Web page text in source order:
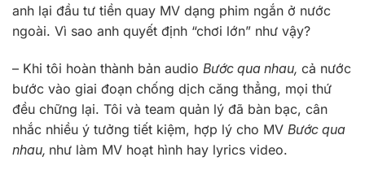
anh lại đầu tư tiền quay MV dạng phim ngắn ở nước
ngoài. Vì sao anh quyết định “chơi lớn” như vậy?
– Khi tôi hoàn thành bản audio Bước qua nhau, cả nước
bước vào giai đoạn chống dịch căng thẳng, mọi thứ
đều chững lại. Tôi và team quản lý đã bàn bạc, cân
nhắc nhiều ý tưởng tiết kiệm, hợp lý cho MV Bước qua
nhau, như làm MV hoạt hình hay lyrics video.